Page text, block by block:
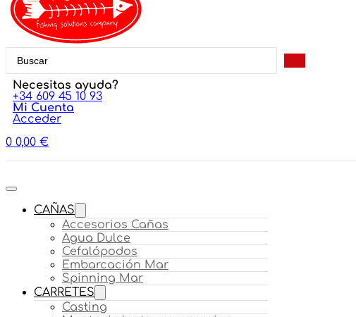
Necesitas ayuda?
+34 609 45 10 93
Mi Cuenta
Acceder
0 0,00 €
CAÑAS
Accesorios Cañas
Agua Dulce
Cefalópodos
Embarcación Mar
Spinning Mar
CARRETES
Casting